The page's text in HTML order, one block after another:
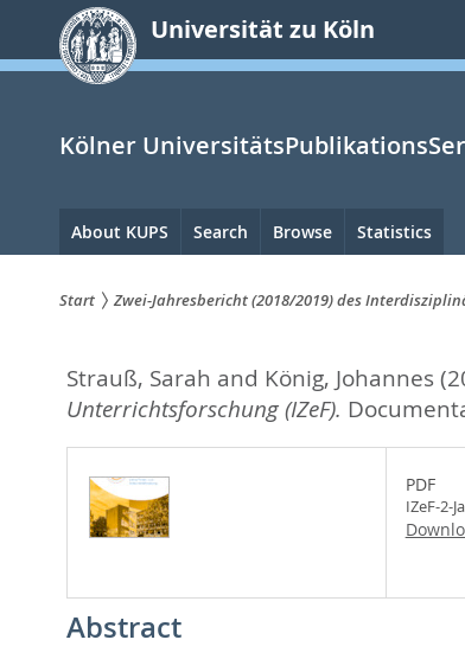
springen
Universität zu Köln
Kölner
Hauptnavigation
About KUPS Search Browse Statistics
sind
hier:
Start Zwei-Jahresbericht (2018/2019) des
Strauß, Sarah and König, Johannes
Unterrichtsforschung (IZeF).
PDF
IZeF-2-
Abstract